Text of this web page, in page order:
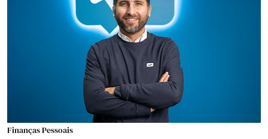
Finanças Pessoais